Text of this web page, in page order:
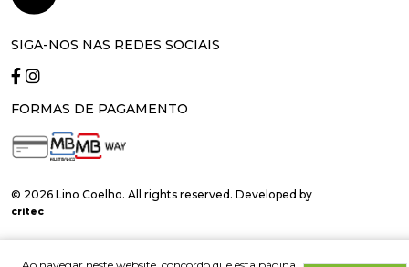
Ao navegar neste website, concordo que esta página
SIGA-NOS NAS REDES SOCIAIS
FORMAS DE PAGAMENTO
© 2026 Lino Coelho. All rights reserved. Developed by
critec